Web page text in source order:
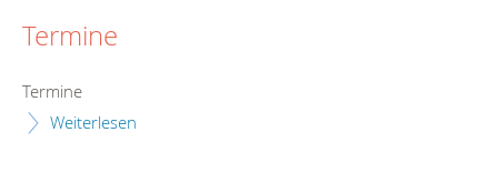
Termine
Termine
Weiterlesen